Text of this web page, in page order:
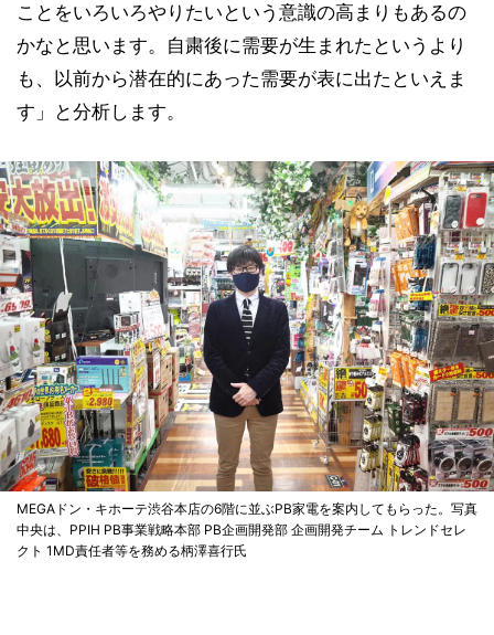
ことをいろいろやりたいという意識の高まりもあるの
かなと思います。自粛後に需要が生まれたというより
も、以前から潜在的にあった需要が表に出たといえま
す」と分析します。
MEGAドン・キホーテ渋谷本店の6階に並ぶPB家電を案内してもらった。写真
中央は、PPIH PB事業戦略本部 PB企画開発部 企画開発チーム トレンドセレ
クト 1MD責任者等を務める柄澤喜行氏